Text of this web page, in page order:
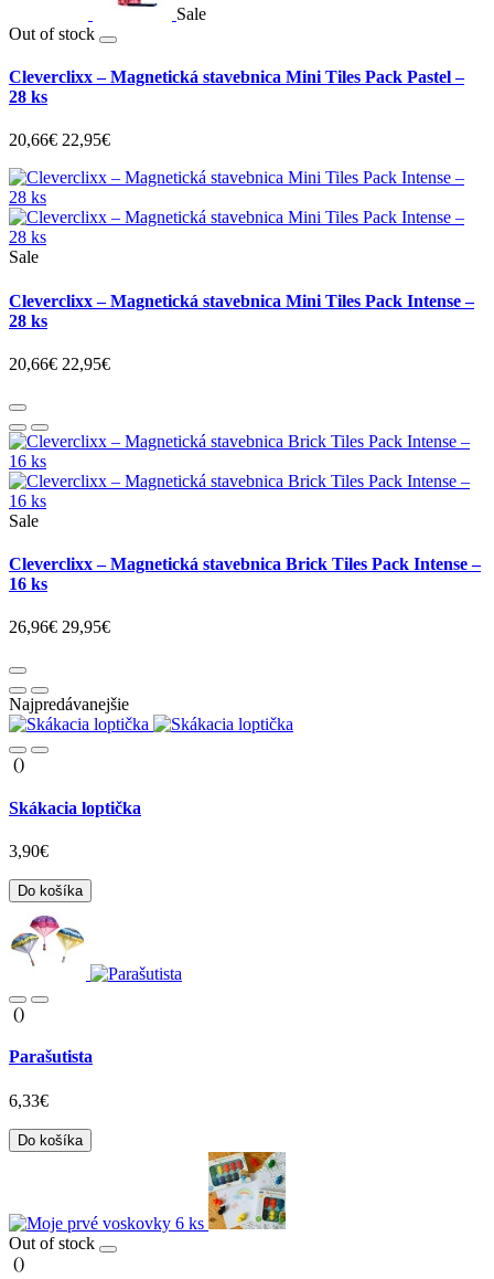
Sale
Out of stock
Cleverclixx – Magnetická stavebnica Mini Tiles Pack Pastel –
28 ks
20,66€ 22,95€
Sale
Cleverclixx – Magnetická stavebnica Mini Tiles Pack Intense –
28 ks
20,66€ 22,95€
Sale
Cleverclixx – Magnetická stavebnica Brick Tiles Pack Intense –
16 ks
26,96€ 29,95€
Najpredávanejšie
()
Skákacia loptička
3,90€
Do košíka
()
Parašutista
6,33€
Do košíka
Out of stock
()